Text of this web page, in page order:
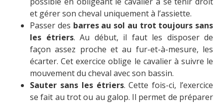
et gérer son cheval uniquement à l’assiette.
Passer des barres au sol au trot toujours sans
les étriers. Au début, il faut les disposer de
façon assez proche et au fur-et-à-mesure, les
écarter. Cet exercice oblige le cavalier à suivre le
mouvement du cheval avec son bassin.
Sauter sans les étriers. Cette fois-ci, l’exercice
se fait au trot ou au galop. Il permet de préparer